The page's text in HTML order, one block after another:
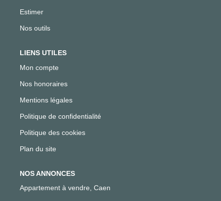
Estimer
Nos outils
LIENS UTILES
Mon compte
Nos honoraires
Mentions légales
Politique de confidentialité
Politique des cookies
Plan du site
NOS ANNONCES
Appartement à vendre, Caen